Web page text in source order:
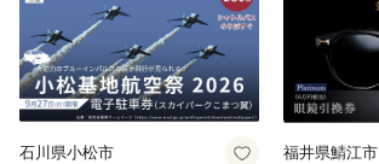
石川県小松市 福井県鯖江市